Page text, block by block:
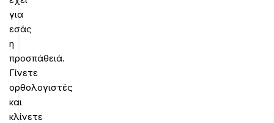
για
εσάς
η
προσπάθειά.
Γίνετε
ορθολογιστές
και
κλίνετε